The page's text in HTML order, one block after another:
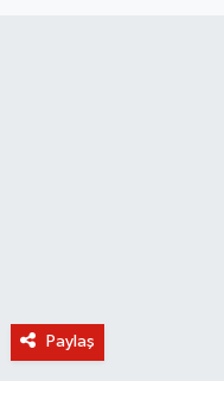
Paylaş